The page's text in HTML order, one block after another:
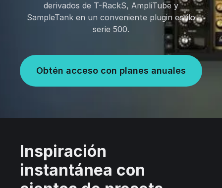
derivados de T-RackS, AmpliTube y
SampleTank en un conveniente plugin estilo
serie 500.
Obtén acceso con planes anuales
Inspiración
instantánea con